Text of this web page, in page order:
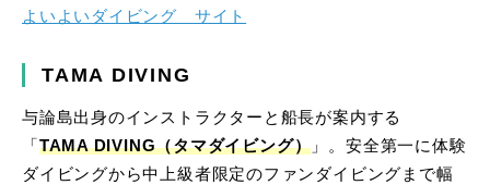
よいよいダイビング サイト
TAMA DIVING
与論島出身のインストラクターと船長が案内する
「 TAMA DIVING（タマダイビング） 」。安全第一に体験
ダイビングから中上級者限定のファンダイビングまで幅